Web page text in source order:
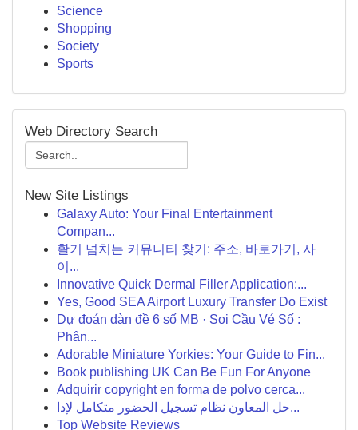
Science
Shopping
Society
Sports
Web Directory Search
New Site Listings
Galaxy Auto: Your Final Entertainment
Compan...
활기 넘치는 커뮤니티 찾기: 주소, 바로가기, 사
이...
Innovative Quick Dermal Filler Application:...
Yes, Good SEA Airport Luxury Transfer Do Exist
Dự đoán dàn đề 6 số MB · Soi Cầu Vé Số :
Phân...
Adorable Miniature Yorkies: Your Guide to Fin...
Book publishing UK Can Be Fun For Anyone
Adquirir copyright en forma de polvo cerca...
حل المعاون نظام تسجيل الحضور متكامل لإدا...
Top Website Reviews